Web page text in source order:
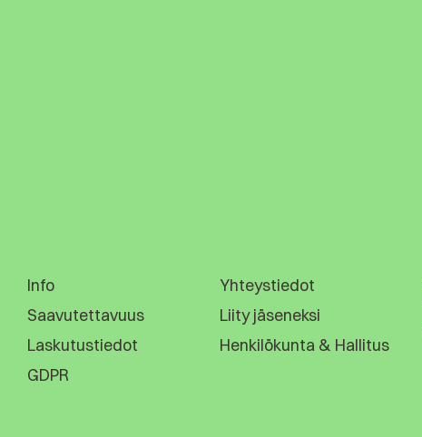
Info
Yhteystiedot
Saavutettavuus
Liity jäseneksi
Laskutustiedot
Henkilökunta & Hallitus
GDPR